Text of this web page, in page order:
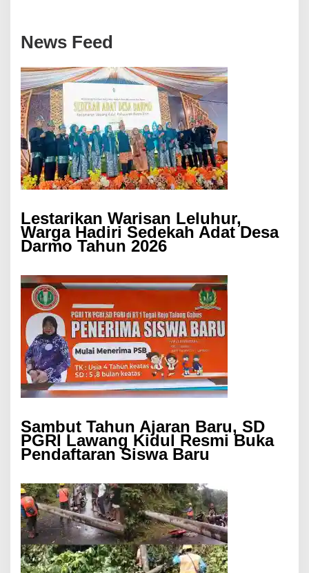
News Feed
Lestarikan Warisan Leluhur,
Warga Hadiri Sedekah Adat Desa
Darmo Tahun 2026
Sambut Tahun Ajaran Baru, SD
PGRI Lawang Kidul Resmi Buka
Pendaftaran Siswa Baru